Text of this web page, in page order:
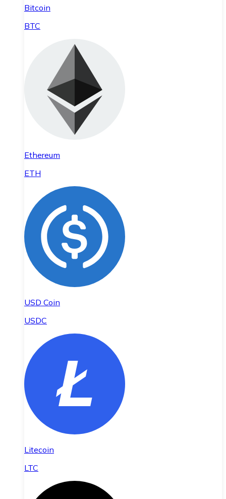
Bitcoin
BTC
Ethereum
ETH
USD Coin
USDC
Litecoin
LTC